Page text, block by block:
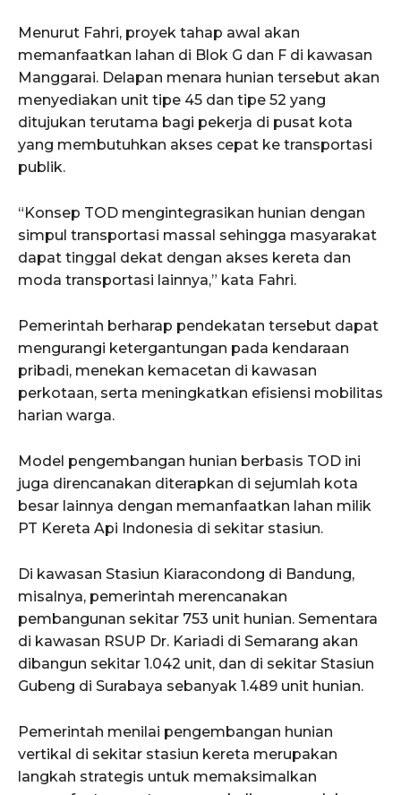
Menurut Fahri, proyek tahap awal akan
memanfaatkan lahan di Blok G dan F di kawasan
Manggarai. Delapan menara hunian tersebut akan
menyediakan unit tipe 45 dan tipe 52 yang
ditujukan terutama bagi pekerja di pusat kota
yang membutuhkan akses cepat ke transportasi
publik.
“Konsep TOD mengintegrasikan hunian dengan
simpul transportasi massal sehingga masyarakat
dapat tinggal dekat dengan akses kereta dan
moda transportasi lainnya,” kata Fahri.
Pemerintah berharap pendekatan tersebut dapat
mengurangi ketergantungan pada kendaraan
pribadi, menekan kemacetan di kawasan
perkotaan, serta meningkatkan efisiensi mobilitas
harian warga.
Model pengembangan hunian berbasis TOD ini
juga direncanakan diterapkan di sejumlah kota
besar lainnya dengan memanfaatkan lahan milik
PT Kereta Api Indonesia di sekitar stasiun.
Di kawasan Stasiun Kiaracondong di Bandung,
misalnya, pemerintah merencanakan
pembangunan sekitar 753 unit hunian. Sementara
di kawasan RSUP Dr. Kariadi di Semarang akan
dibangun sekitar 1.042 unit, dan di sekitar Stasiun
Gubeng di Surabaya sebanyak 1.489 unit hunian.
Pemerintah menilai pengembangan hunian
vertikal di sekitar stasiun kereta merupakan
langkah strategis untuk memaksimalkan